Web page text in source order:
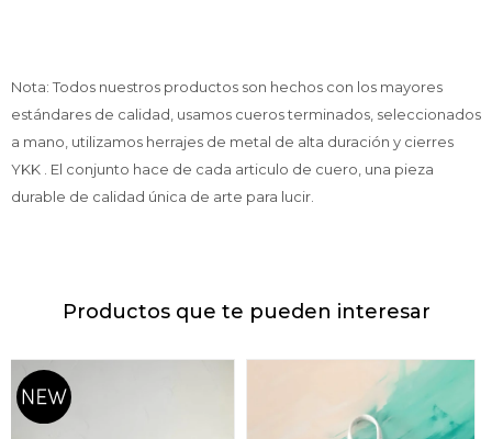
Nota: Todos nuestros productos son hechos con los mayores
estándares de calidad, usamos cueros terminados, seleccionados
a mano, utilizamos herrajes de metal de alta duración y cierres
YKK . El conjunto hace de cada articulo de cuero, una pieza
durable de calidad única de arte para lucir.
Productos que te pueden interesar